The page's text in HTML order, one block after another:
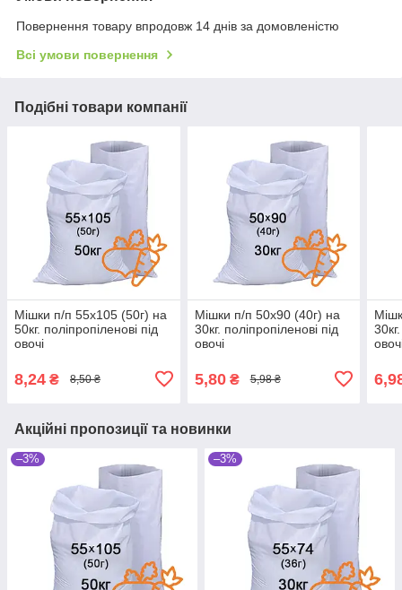
Повернення товару впродовж 14 днів за домовленістю
Всі умови повернення
Подібні товари компанії
Мішки п/п 55x105 (50г) на
50кг. поліпропіленові під
овочі
8,24 ₴ 8,50 ₴
Мішки п/п 50x90 (40г) на
30кг. поліпропіленові під
овочі
5,80₴ 5,98 ₴
Акційні пропозиції та новинки
–3% –3%